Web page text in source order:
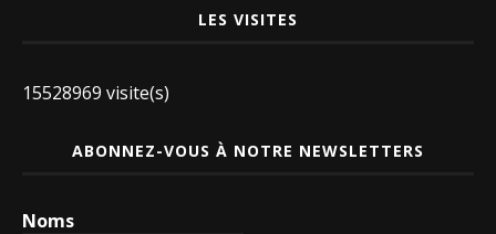
LES VISITES
15528969 visite(s)
ABONNEZ-VOUS À NOTRE NEWSLETTERS
Noms